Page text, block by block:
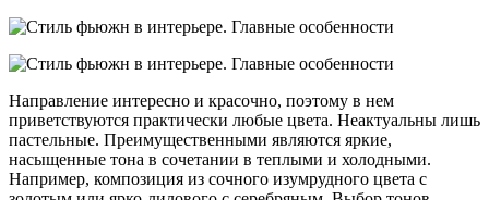
Направление интересно и красочно, поэтому в нем
приветствуются практически любые цвета. Неактуальны лишь
пастельные. Преимущественными являются яркие,
насыщенные тона в сочетании в теплыми и холодными.
Например, композиция из сочного изумрудного цвета с